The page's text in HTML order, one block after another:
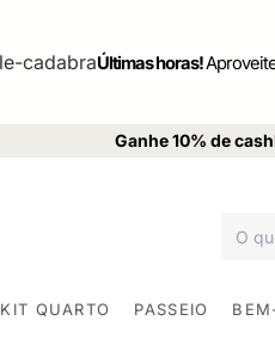
Últimas horas!
Ganhe 10% de
KIT QUARTO PASSEIO